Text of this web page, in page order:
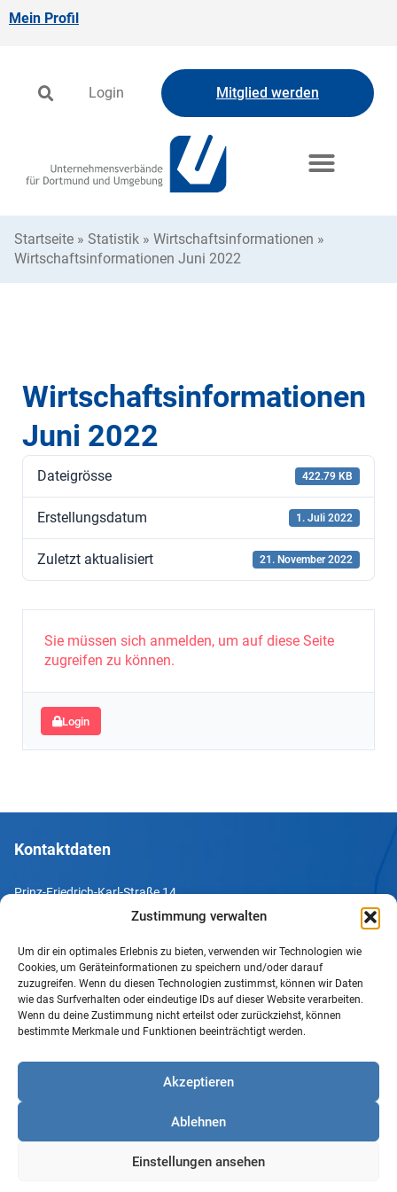
Zustimmung verwalten
Um dir ein optimales Erlebnis zu bieten, verwenden wir Technologien wie
Cookies, um Geräteinformationen zu speichern und/oder darauf
zuzugreifen. Wenn du diesen Technologien zustimmst, können wir Daten
wie das Surfverhalten oder eindeutige IDs auf dieser Website verarbeiten.
Wenn du deine Zustimmung nicht erteilst oder zurückziehst, können
bestimmte Merkmale und Funktionen beeinträchtigt werden.
Akzeptieren
Ablehnen
Einstellungen ansehen
Mein Profil
Login Mitglied werden
Startseite » Statistik » Wirtschaftsinformationen »
Wirtschaftsinformationen Juni 2022
Wirtschaftsinformationen
Juni 2022
Dateigrösse 422.79 KB
Erstellungsdatum 1. Juli 2022
Zuletzt aktualisiert 21. November 2022
Sie müssen sich anmelden, um auf diese Seite
zugreifen zu können.
Login
Kontaktdaten
Prinz-Friedrich-Karl-Straße 14
Tel. +49 231 952052-10
Fax +49 231 952052-60
e-Mail info@uv-do.de
Internet www.uv-do.de
Impressum